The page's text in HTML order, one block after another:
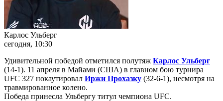
Карлос Ульберг
сегодня, 10:30
Удивительной победой отметился полутяж Карлос Ульберг
(14-1). 11 апреля в Майами (США) в главном бою турнира
UFC 327 нокаутировал Иржи Прохазку (32-6-1), несмотря на
травмированное колено.
Победа принесла Ульбергу титул чемпиона UFC.